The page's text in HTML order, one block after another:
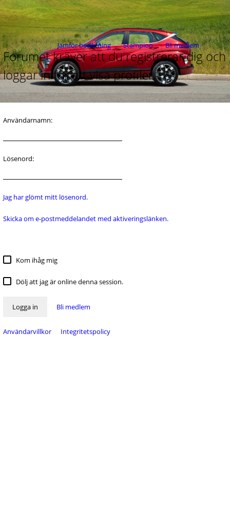
Jämför besiktning Stampioo Bli medlem
Forumet kräver att du registrerar dig och
loggar in för att visa profiler.
Användarnamn:
Lösenord:
Jag har glömt mitt lösenord.
Skicka om e-postmeddelandet med aktiveringslänken.
Kom ihåg mig
Dölj att jag är online denna session.
Logga in Bli medlem
Användarvillkor Integritetspolicy